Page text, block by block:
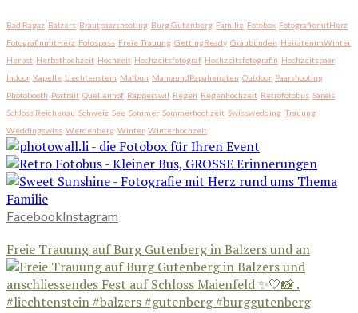
Bad Ragaz Balzers Brautpaarshooting Burg Gutenberg Familie Fotobox FotografiemitHerz
FotografinmitHerz Fotospass Freie Trauung GettingReady Graubünden HeiratenimWinter
Herbst Herbsthochzeit Hochzeit Hochzeitsfotograf Hochzeitsfotografin Hochzeitspaar
Indoor Kapelle Liechtenstein Malbun MamaundPapaheiraten Outdoor Paarshooting
Photobooth Portrait Quellenhof Rapperswil Regen Regenhochzeit Retrofotobus Sareis
Schloss Reichenau Schweiz See Sommer Sommerhochzeit Swisswedding Trauung
Weddingswiss Werdenberg Winter Winterhochzeit
FacebookInstagram
Freie Trauung auf Burg Gutenberg in Balzers und an